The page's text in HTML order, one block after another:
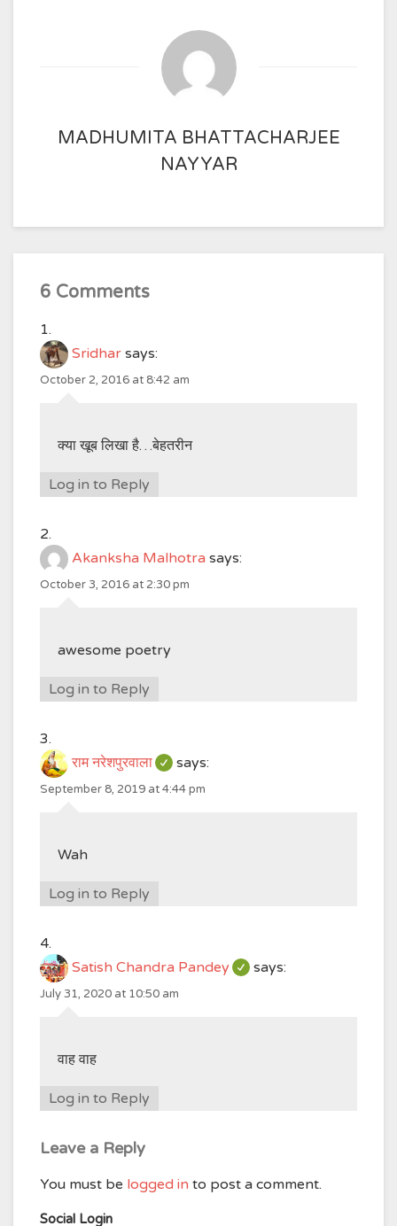
MADHUMITA BHATTACHARJEE
NAYYAR
6 Comments
Sridhar says:
October 2, 2016 at 8:42 am
क्या खूब लिखा है…बेहतरीन
Log in to Reply
Akanksha Malhotra says:
October 3, 2016 at 2:30 pm
awesome poetry
Log in to Reply
राम नरेशपुरवाला says:
September 8, 2019 at 4:44 pm
Wah
Log in to Reply
Satish Chandra Pandey says:
July 31, 2020 at 10:50 am
वाह वाह
Log in to Reply
Leave a Reply
You must be logged in to post a comment.
Social Login